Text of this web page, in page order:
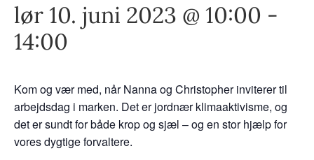
lør 10. juni 2023 @ 10:00 -
14:00
Kom og vær med, når Nanna og Christopher inviterer til
arbejdsdag i marken. Det er jordnær klimaaktivisme, og
det er sundt for både krop og sjæl – og en stor hjælp for
vores dygtige forvaltere.